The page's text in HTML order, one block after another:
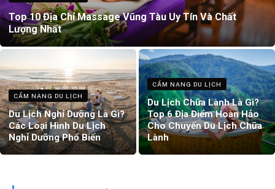
Top 10 Địa Chỉ Massage Vũng Tàu Uy Tín Và Chất
Lượng Nhất
CẨM NANG DU LỊCH
Du Lịch Nghỉ Dưỡng Là Gì?
Các Loại Hình Du Lịch
Nghỉ Dưỡng Phổ Biến
CẨM NANG DU LỊCH
Du Lịch Chữa Lành Là Gì?
Top 6 Địa Điểm Hoàn Hảo
Cho Chuyến Du Lịch Chữa
Lành